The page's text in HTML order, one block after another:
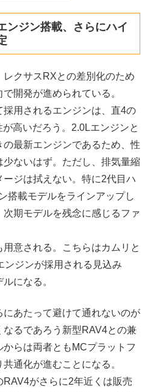
ンジン搭載、さらにハイ
クサスRXとの差別化のため
開発が進められている。
用されるエンジンは、直4の
高いだろう。2.0Lエンジンと
最新エンジンであるため、性
ないはず。ただし、排気量縮
ジは拭えない。特に2代目ハ
搭載モデルをラインアップし
期モデルを残念に感じるファ
意される。こちらはカムリと
ンジンが採用される見込み
になる。
あたって避けて通れないのが
るであろう新型RAV4との兼
らは両者ともMCプラットフ
通化が進むことになる。
がさらに2年近くは販売